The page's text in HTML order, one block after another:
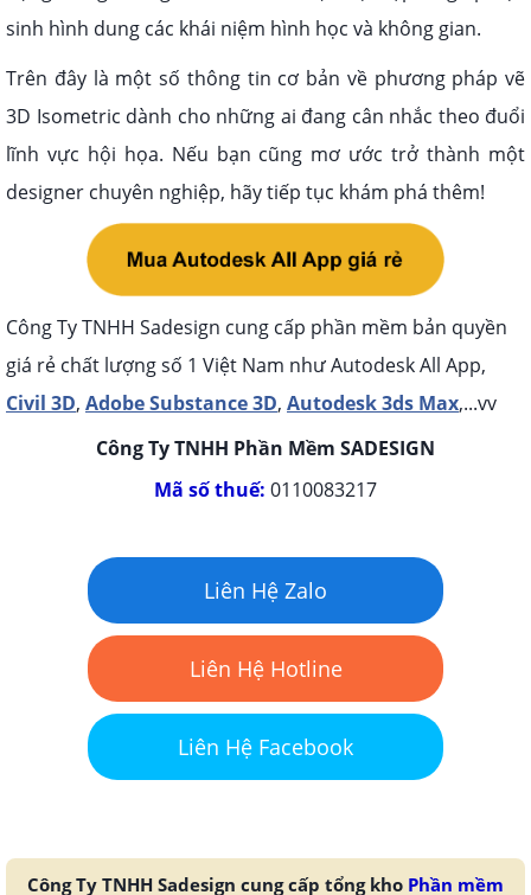
sinh hình dung các khái niệm hình học và không gian.
Trên đây là một số thông tin cơ bản về phương pháp vẽ
3D Isometric dành cho những ai đang cân nhắc theo đuổi
lĩnh vực hội họa. Nếu bạn cũng mơ ước trở thành một
designer chuyên nghiệp, hãy tiếp tục khám phá thêm!
Công Ty TNHH Sadesign cung cấp phần mềm bản quyền
giá rẻ chất lượng số 1 Việt Nam như Autodesk All App,
Civil 3D, Adobe Substance 3D, Autodesk 3ds Max,...vv
Công Ty TNHH Phần Mềm SADESIGN
Mã số thuế: 0110083217
Liên Hệ Zalo
Liên Hệ Hotline
Liên Hệ Facebook
Công Ty TNHH Sadesign cung cấp tổng kho Phần mềm